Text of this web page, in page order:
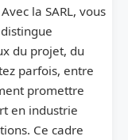
Avec la SARL, vous
du projet, du
parfois, entre
promettre
en industrie
Ce cadre